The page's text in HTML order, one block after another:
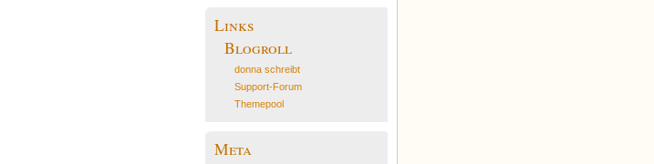
Links
Blogroll
donna schreibt
Support-Forum
Themepool
Meta